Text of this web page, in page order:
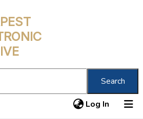
Search
Log In (current)